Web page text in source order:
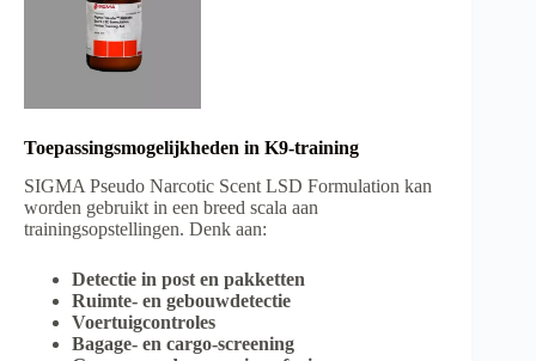
Toepassingsmogelijkheden in K9-training
SIGMA Pseudo Narcotic Scent LSD Formulation kan
worden gebruikt in een breed scala aan
trainingsopstellingen. Denk aan:
Detectie in post en pakketten
Ruimte- en gebouwdetectie
Voertuigcontroles
Bagage- en cargo-screening